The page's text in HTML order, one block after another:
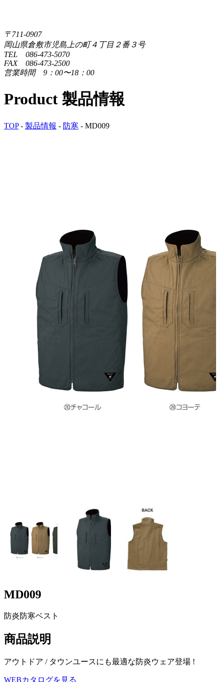
〒711-0907
岡山県倉敷市児島上の町４丁目２番３号
TEL 086-473-5070
FAX 086-473-2500
営業時間 9：00〜18：00
Product 製品情報
TOP- 製品情報 - 防寒 - MD009
MD009
防炎防寒ベスト
商品説明
アウトドア / タウンユースにも最適な防炎ウェア登場 !
WEBカタログを見る